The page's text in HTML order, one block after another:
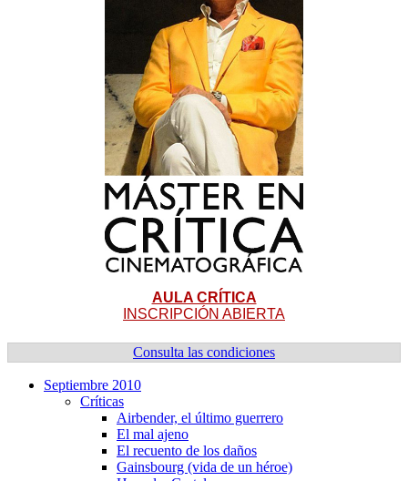
AULA CRÍTICA
INSCRIPCIÓN ABIERTA
Consulta las condiciones
Septiembre 2010
Crí­ticas
Airbender, el último guerrero
El mal ajeno
El recuento de los daños
Gainsbourg (vida de un héroe)